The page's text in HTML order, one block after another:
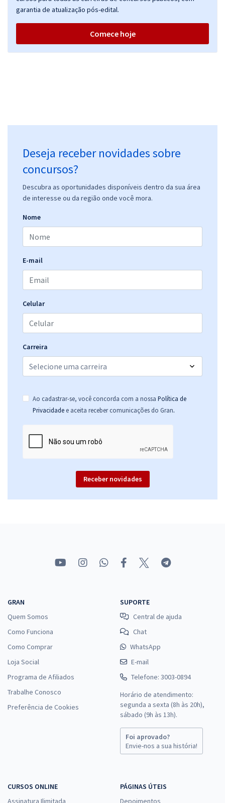
garantia de atualização pós-edital.
Comece hoje
Deseja receber novidades sobre
concursos?
Descubra as oportunidades disponíveis dentro da sua área
de interesse ou da região onde você mora.
Nome
E-mail
Celular
Carreira
Ao cadastrar-se, você concorda com a nossa Política de
Privacidade e aceita receber comunicações do Gran.
Receber novidades
GRAN
Quem Somos
Como Funciona
Como Comprar
Loja Social
Programa de Afiliados
Trabalhe Conosco
Preferência de Cookies
SUPORTE
Central de ajuda
Chat
WhatsApp
E-mail
Telefone: 3003-0894
Horário de atendimento:
segunda a sexta (8h às 20h),
sábado (9h às 13h).
Foi aprovado?
Envie-nos a sua história!
CURSOS ONLINE
Assinatura Ilimitada
PÁGINAS ÚTEIS
Depoimentos